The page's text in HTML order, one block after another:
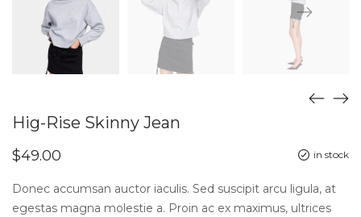
Hig-Rise Skinny Jean
in stock
$49.00
Donec accumsan auctor iaculis. Sed suscipit arcu ligula, at
egestas magna molestie a. Proin ac ex maximus, ultrices